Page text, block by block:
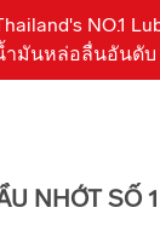
NO.1
ำมันหล่อลื่นอันดับ
NHỚT SỐ